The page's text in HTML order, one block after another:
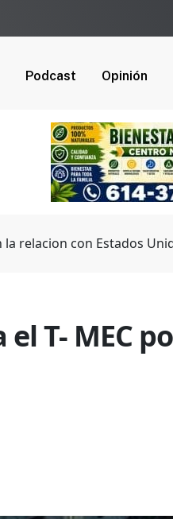
Podcast Opinión
relacion con Estados
T- MEC